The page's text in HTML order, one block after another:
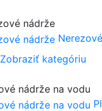
Zobraziť kategóriu